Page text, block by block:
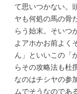
て思いつかない。
ヤも何処の馬の骨
らう始末。そいつ
よアホかお前よく
ん」といいこの「
らその攻略法も杜
なのはチシヤの参
ムでそうなのである